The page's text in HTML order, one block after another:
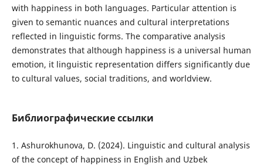
with happiness in both languages. Particular attention is
given to semantic nuances and cultural interpretations
reflected in linguistic forms. The comparative analysis
demonstrates that although happiness is a universal human
emotion, it linguistic representation differs significantly due
to cultural values, social traditions, and worldview.
Библиографические ссылки
1. Ashurokhunova, D. (2024). Linguistic and cultural analysis
of the concept of happiness in English and Uzbek